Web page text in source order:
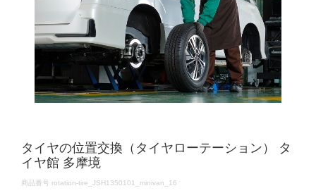
タイヤの位置交換（タイヤローテーション） タ
イヤ館 多摩境
DETAILS
商品番号 rotation-tire_JSH1350101_minivan_16